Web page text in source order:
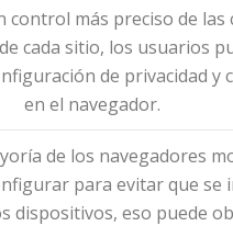
control más preciso de las
cada sitio, los usuarios
de privacidad y
en el navegador.
de los navegadores
para evitar que se
dispositivos, eso puede